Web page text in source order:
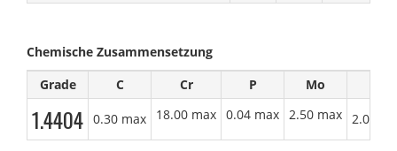
Chemische Zusammensetzung
Grade
C Cr P Mo
1.4404 0.30 max 18.00 max 0.04 max 2.50 max 2.00